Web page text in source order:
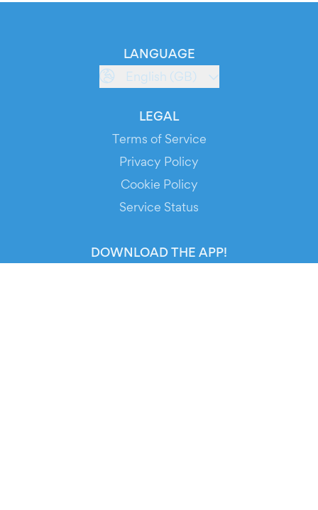
LANGUAGE
English (GB)
LEGAL
Terms of Service
Privacy Policy
Cookie Policy
Service Status
DOWNLOAD THE APP!